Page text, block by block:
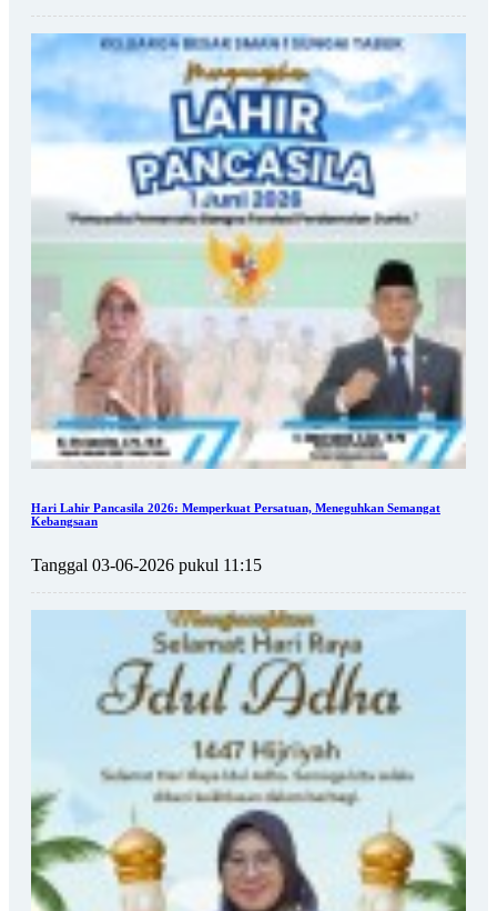
Hari Lahir Pancasila 2026: Memperkuat Persatuan, Meneguhkan Semangat
Kebangsaan
Tanggal 03-06-2026 pukul 11:15